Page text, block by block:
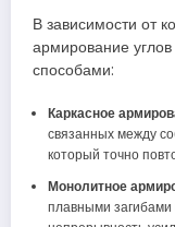
В зависимости от
армирование
способами:
Каркасное
связанных между
который точно
Монолитное
плавными